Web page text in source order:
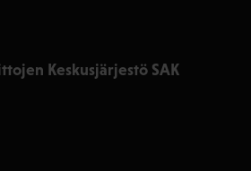
Keskusjärjestö SAK